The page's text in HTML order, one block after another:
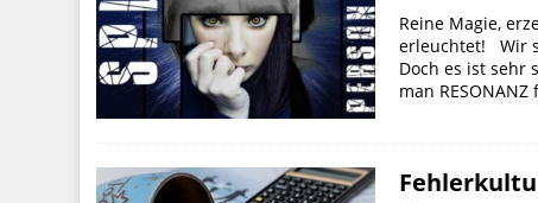
Reine Magie,
erleuchtet! Wir
Doch es ist sehr
man